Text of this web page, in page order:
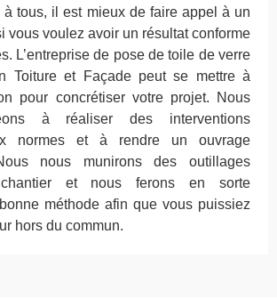
tous, il est mieux de faire appel à un
vous voulez avoir un résultat conforme
L’entreprise de pose de toile de verre
Toiture et Façade peut se mettre à
pour concrétiser votre projet. Nous
à réaliser des interventions
normes et à rendre un ouvrage
nous munirons des outillages
et nous ferons en sorte
méthode afin que vous puissiez
hors du commun.